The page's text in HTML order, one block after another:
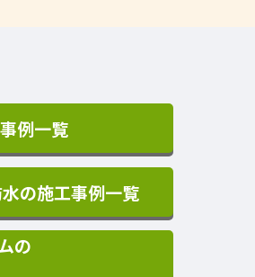
例一覧
の施工事例一覧
の